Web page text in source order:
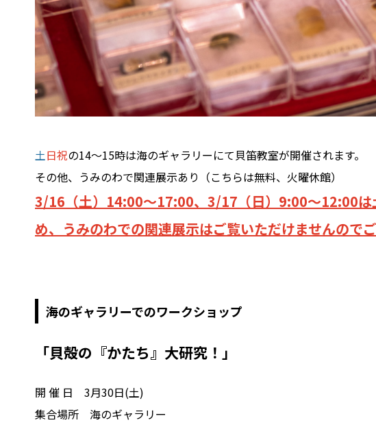
土日祝の14〜15時は海のギャラリーにて貝笛教室が開催されます。
その他、うみのわで関連展示あり（こちらは無料、火曜休館）
3/16（土）14:00～17:00、3/17（日）9:00～12:00は
め、うみのわでの関連展示はご覧いただけませんのでご
海のギャラリーでのワークショップ
「貝殻の『かたち』大研究！」
開 催 日 3月30日(土)
集合場所 海のギャラリー